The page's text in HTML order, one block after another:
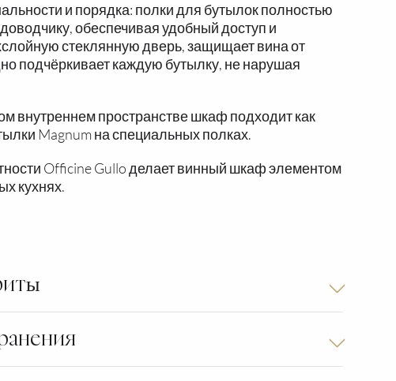
и порядка: полки для бутылок полностью
обеспечивая удобный доступ и
стеклянную дверь, защищает вина от
подчёркивает каждую бутылку, не нарушая
внутреннем пространстве шкаф подходит как
Magnum на специальных полках.
Officine Gullo делает винный шкаф элементом
кухнях.